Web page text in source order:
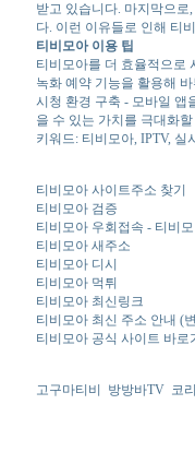
받고 있습니다. 마지막으
다. 이런 이유들로 인해 티
티비모아 이용 팁
티비모아를 더 효율적으로
녹화 예약 기능을 활용해
시청 환경 구축 - 모바일 앱
을 수 있는 가치를 극대화
키워드: 티비모아, IPTV, 실
티비모아 사이트주소 찾기
티비모아 검증
티비모아 우회접속 - 티비
티비모아 새주소
티비모아 디시
티비모아 먹튀
티비모아 최신링크
티비모아 최신 주소 안내 (
티비모아 공식 사이트 바로
고구마티비 방방바TV 코